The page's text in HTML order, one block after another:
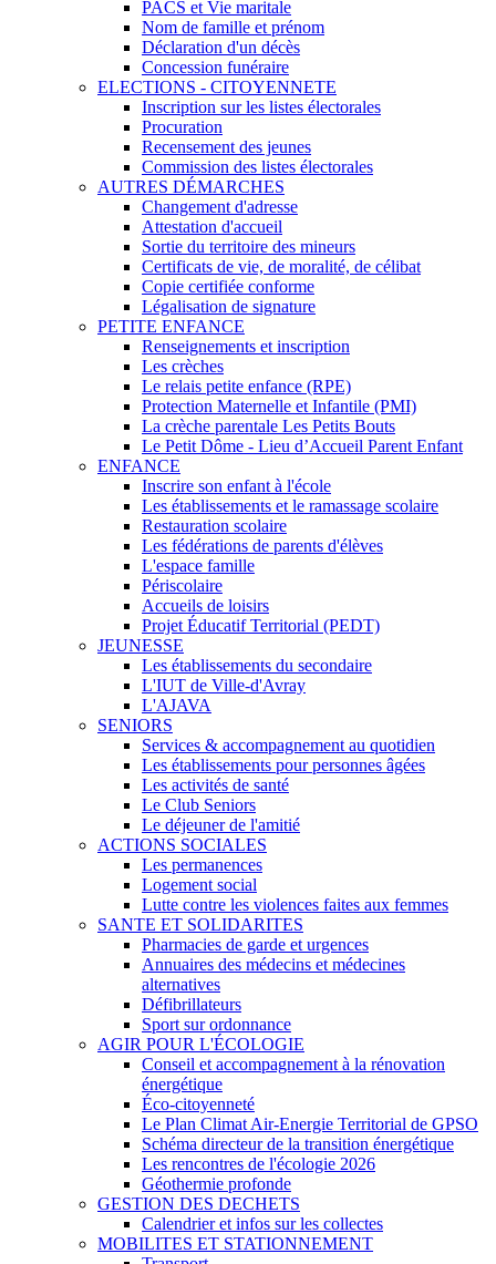
PACS et Vie maritale
Nom de famille et prénom
Déclaration d'un décès
Concession funéraire
ELECTIONS - CITOYENNETE
Inscription sur les listes électorales
Procuration
Recensement des jeunes
Commission des listes électorales
AUTRES DÉMARCHES
Changement d'adresse
Attestation d'accueil
Sortie du territoire des mineurs
Certificats de vie, de moralité, de célibat
Copie certifiée conforme
Légalisation de signature
PETITE ENFANCE
Renseignements et inscription
Les crèches
Le relais petite enfance (RPE)
Protection Maternelle et Infantile (PMI)
La crèche parentale Les Petits Bouts
Le Petit Dôme - Lieu d’Accueil Parent Enfant
ENFANCE
Inscrire son enfant à l'école
Les établissements et le ramassage scolaire
Restauration scolaire
Les fédérations de parents d'élèves
L'espace famille
Périscolaire
Accueils de loisirs
Projet Éducatif Territorial (PEDT)
JEUNESSE
Les établissements du secondaire
L'IUT de Ville-d'Avray
L'AJAVA
SENIORS
Services & accompagnement au quotidien
Les établissements pour personnes âgées
Les activités de santé
Le Club Seniors
Le déjeuner de l'amitié
ACTIONS SOCIALES
Les permanences
Logement social
Lutte contre les violences faites aux femmes
SANTE ET SOLIDARITES
Pharmacies de garde et urgences
Annuaires des médecins et médecines
alternatives
Défibrillateurs
Sport sur ordonnance
AGIR POUR L'ÉCOLOGIE
Conseil et accompagnement à la rénovation
énergétique
Éco-citoyenneté
Le Plan Climat Air-Energie Territorial de GPSO
Schéma directeur de la transition énergétique
Les rencontres de l'écologie 2026
Géothermie profonde
GESTION DES DECHETS
Calendrier et infos sur les collectes
MOBILITES ET STATIONNEMENT